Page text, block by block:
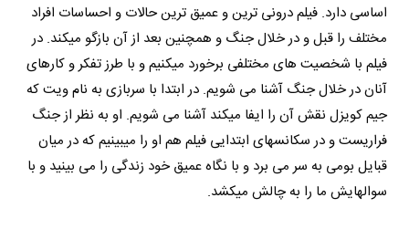
اساسی دارد. فیلم درونی ترین و عمیق ترین حالات و احساسات افراد
مختلف را قبل و در خلال جنگ و همچنین بعد از آن بازگو میکند. در
فیلم با شخصیت های مختلفی برخورد میکنیم و با طرز تفکر و کارهای
آنان در خلال جنگ آشنا می شویم. در ابتدا با سربازی به نام ویت که
جیم کویزل نقش آن را ایفا میکند آشنا می شویم. او به نظر از جنگ
فراریست و در سکانسهای ابتدایی فیلم هم او را میبینیم که در میان
قبایل بومی به سر می برد و با نگاه عمیق خود زندگی را می بینید و با
سوالهایش ما را به چالش میکشد.